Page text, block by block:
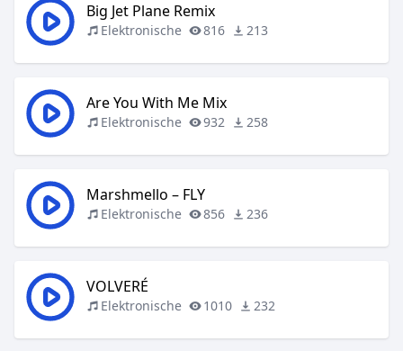
Big Jet Plane Remix
Elektronische 816 213
Are You With Me Mix
Elektronische 932 258
Marshmello – FLY
Elektronische 856 236
VOLVERÉ
Elektronische 1010 232